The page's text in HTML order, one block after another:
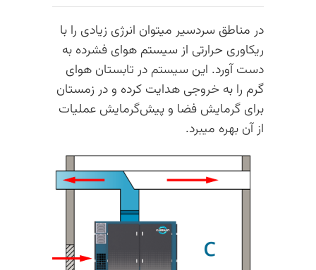
در مناطق سردسیر میتوان انرژی زیادی را با
ریکاوری حرارتی از سیستم هوای فشرده به
دست آورد. این سیستم در تابستان هوای
گرم را به خروجی هدایت کرده و در زمستان
برای گرمایش فضا و پیش‌گرمایش عملیات
از آن بهره میبرد.